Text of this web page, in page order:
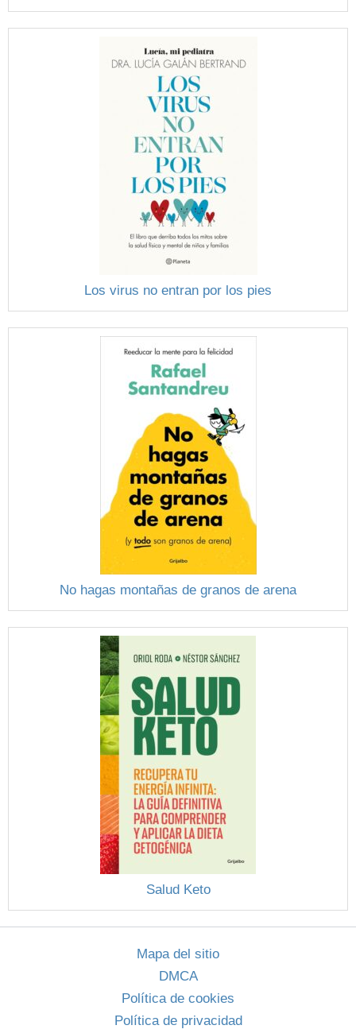
Los virus no entran por los pies
No hagas montañas de granos de arena
Salud Keto
Mapa del sitio
DMCA
Política de cookies
Política de privacidad